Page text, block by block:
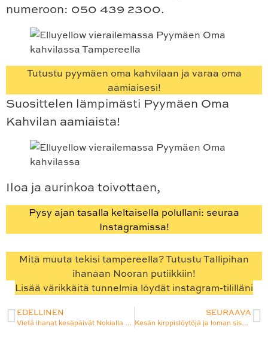
numeroon: 050 439 2300.
Tutustu pyymäen oma kahvilaan ja varaa oma
aamiaisesi!
Suosittelen lämpimästi Pyymäen Oma
Kahvilan aamiaista!
Iloa ja aurinkoa toivottaen,
Pysy ajan tasalla keltaisella polullani: seuraa
Instagramissa!
Mitä muuta tekisi tampereella? Tutustu Tallipihan
ihanaan Nooran putiikkiin!
Lisää värikkäitä tunnelmia löydät instagram-tililläni
EDELLINEN
Vietä ihanat kesäpäivät Nokialla – lapsiperheiden unelmakohteessa!
SEURAAVA
Kesän kirppislöytöjä ja loman sisustusintoja